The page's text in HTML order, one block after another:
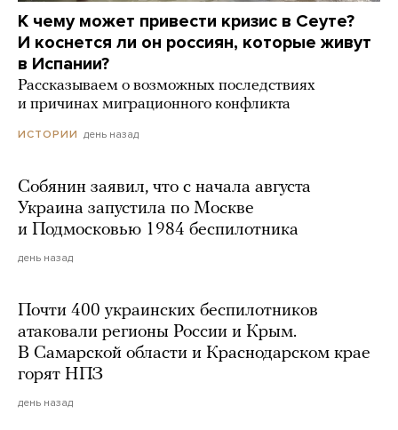
К чему может привести кризис в Сеуте?
И коснется ли он россиян, которые живут
в Испании?
Рассказываем о возможных последствиях
и причинах миграционного конфликта
ИСТОРИИ день назад
Собянин заявил, что с начала августа
Украина запустила по Москве
и Подмосковью 1984 беспилотника
день назад
Почти 400 украинских беспилотников
атаковали регионы России и Крым.
В Самарской области и Краснодарском крае
горят НПЗ
день назад